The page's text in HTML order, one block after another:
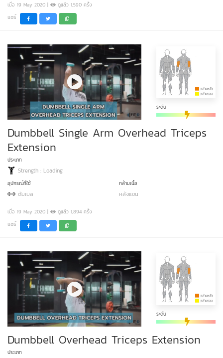
เมื่อ 19 May 2020 | ดูแล้ว 1,590 ครั้ง
แชร์
ระดับ
Dumbbell Single Arm Overhead Triceps
Extension
ประเภท
Strength : Loading
อุปกรณ์ที่ใช้
ดัมเบล
กล้ามเนื้อ
หลังแขน
เมื่อ 19 May 2020 | ดูแล้ว 1,894 ครั้ง
แชร์
ระดับ
Dumbbell Overhead Triceps Extension
ประเภท